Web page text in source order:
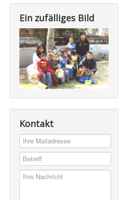
Ein zufälliges Bild
Kontakt